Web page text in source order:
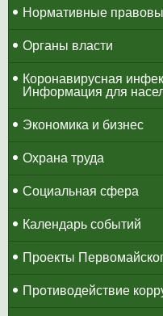
Нормативные
Органы власти
Коронавирусная
Информация для
Экономика и бизнес
Охрана труда
Социальная сфера
Календарь событий
Проекты
Противодействие